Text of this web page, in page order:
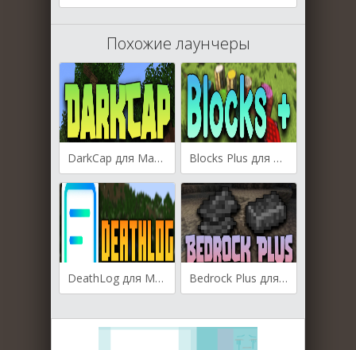
Похожие лаунчеры
DarkCap для Майнкрафт 1.19.3 Blocks Plus для Майнкрафт [1.19.2, 1.19, 1.18.2]
DeathLog для Майнкрафт [1.19.3, 1.19.2,1.18.2] Bedrock Plus для Майнкрафт [1.19.3, 1.19.2, 1.19.1]